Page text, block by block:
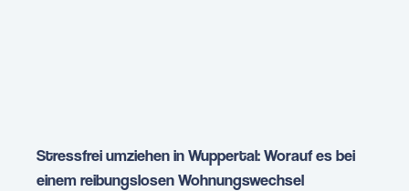
Stressfrei umziehen in Wuppertal: Worauf es bei
einem reibungslosen Wohnungswechsel